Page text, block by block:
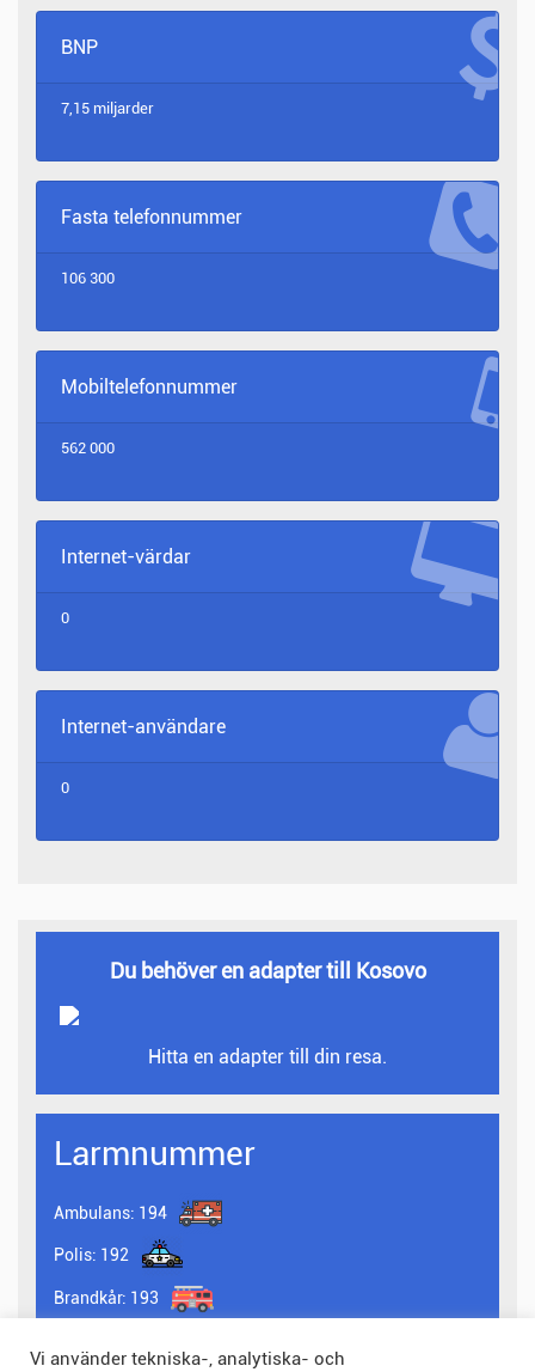
BNP
7,15 miljarder
Fasta telefonnummer
106 300
Mobiltelefonnummer
562 000
Internet-värdar
0
Internet-användare
0
Du behöver en adapter till Kosovo
Hitta en adapter till din resa.
Larmnummer
Ambulans: 194
Polis: 192
Brandkår: 193
Fler larmnummer i kosovo
Vi använder tekniska-, analytiska- och